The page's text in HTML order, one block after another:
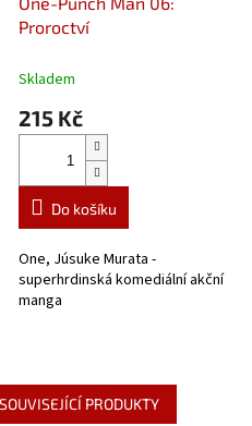
Proroctví
Skladem
215 Kč
Do košíku
One, Júsuke Murata -
superhrdinská komediální akční
manga
PRODUKTY